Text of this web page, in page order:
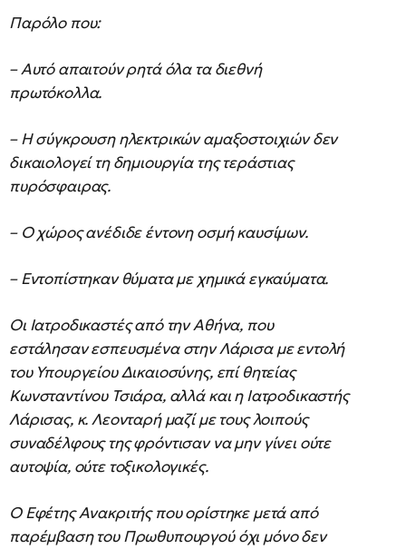
Παρόλο που:
– Αυτό απαιτούν ρητά όλα τα διεθνή
πρωτόκολλα.
– Η σύγκρουση ηλεκτρικών αμαξοστοιχιών δεν
δικαιολογεί τη δημιουργία της τεράστιας
πυρόσφαιρας.
– Ο χώρος ανέδιδε έντονη οσμή καυσίμων.
– Εντοπίστηκαν θύματα με χημικά εγκαύματα.
Οι Ιατροδικαστές από την Αθήνα, που
εστάλησαν εσπευσμένα στην Λάρισα με εντολή
του Υπουργείου Δικαιοσύνης, επί θητείας
Κωνσταντίνου Τσιάρα, αλλά και η Ιατροδικαστής
Λάρισας, κ. Λεονταρή μαζί με τους λοιπούς
συναδέλφους της φρόντισαν να μην γίνει ούτε
αυτοψία, ούτε τοξικολογικές.
Ο Εφέτης Ανακριτής που ορίστηκε μετά από
παρέμβαση του Πρωθυπουργού όχι μόνο δεν